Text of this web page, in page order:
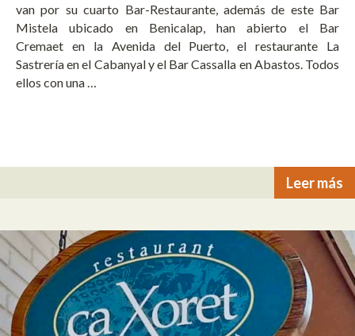
van por su cuarto Bar-Restaurante, además de este Bar
Mistela ubicado en Benicalap, han abierto el Bar
Cremaet en la Avenida del Puerto, el restaurante La
Sastrería en el Cabanyal y el Bar Cassalla en Abastos. Todos
ellos con una …
Leer más